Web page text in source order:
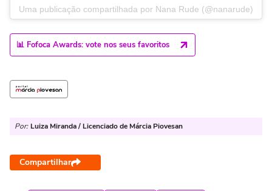
Uma publicação compartilhada por Nana Rude (@nanarude)
📊 Fofoca Awards: vote nos seus favoritos
Por: Luiza Miranda / Licenciado de Márcia Piovesan
Compartilhar